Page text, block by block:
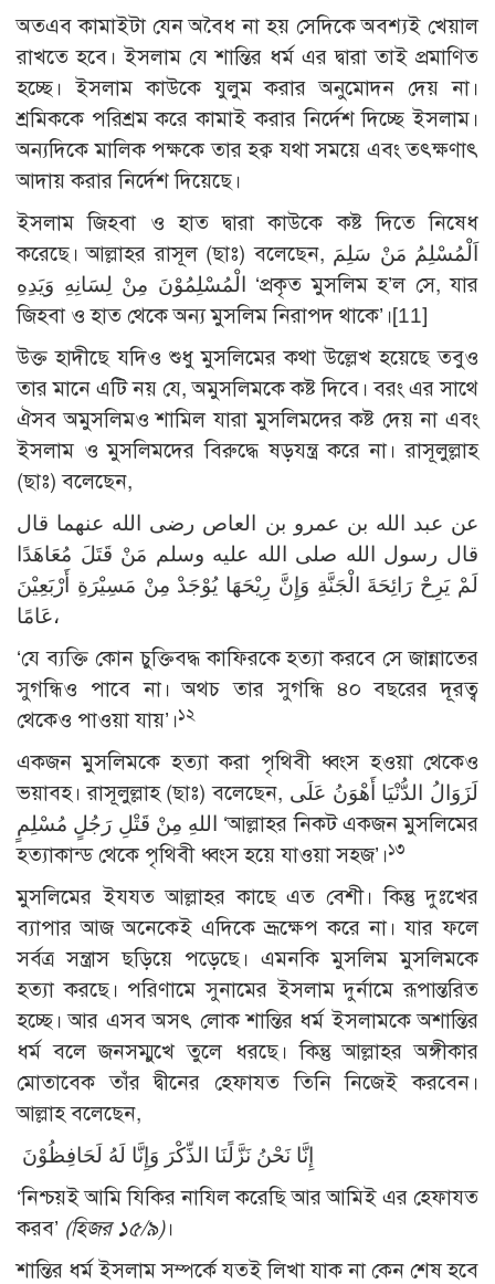
অতএব কামাইটা যেন অবৈধ না হয় সেদিকে অবশ্যই খেয়াল
রাখতে হবে। ইসলাম যে শান্তির ধর্ম এর দ্বারা তাই প্রমাণিত
হচ্ছে। ইসলাম কাউকে যুলুম করার অনুমোদন দেয় না।
শ্রমিককে পরিশ্রম করে কামাই করার নির্দেশ দিচ্ছে ইসলাম।
অন্যদিকে মালিক পক্ষকে তার হক্ব যথা সময়ে এবং তৎক্ষণাৎ
আদায় করার নির্দেশ দিয়েছে।
ইসলাম জিহবা ও হাত দ্বারা কাউকে কষ্ট দিতে নিষেধ
করেছে। আল্লাহর রাসূল (ছাঃ) বলেছেন, اَلْمُسْلِمُ مَنْ سَلِمَ
الْمُسْلِمُوْنَ مِنْ لِسَانِهِ وَيَدِهِ ‘প্রকৃত মুসলিম হ’ল সে, যার
জিহবা ও হাত থেকে অন্য মুসলিম নিরাপদ থাকে’।[11]
উক্ত হাদীছে যদিও শুধু মুসলিমের কথা উল্লেখ হয়েছে তবুও
তার মানে এটি নয় যে, অমুসলিমকে কষ্ট দিবে। বরং এর সাথে
ঐসব অমুসলিমও শামিল যারা মুসলিমদের কষ্ট দেয় না এবং
ইসলাম ও মুসলিমদের বিরুদ্ধে ষড়যন্ত্র করে না। রাসূলুল্লাহ
(ছাঃ) বলেছেন,
عن عبد الله بن عمرو بن العاص رضى الله عنهما قال
قال رسول الله صلى الله عليه وسلم مَنْ قَتَلَ مُعَاهَدًا
لَمْ يَرِحْ رَائِحَةَ الْجَنَّةِ وَإِنَّ رِيْحَهَا يُوْجَدْ مِنْ مَسِيْرَةِ أَرْبَعِيْنَ
عَامًا،
‘যে ব্যক্তি কোন চুক্তিবদ্ধ কাফিরকে হত্যা করবে সে জান্নাতের
সুগন্ধিও পাবে না। অথচ তার সুগন্ধি ৪০ বছরের দূরত্ব
থেকেও পাওয়া যায়’।১২
একজন মুসলিমকে হত্যা করা পৃথিবী ধ্বংস হওয়া থেকেও
ভয়াবহ। রাসূলুল্লাহ (ছাঃ) বলেছেন, لَزَوَالُ الدُّنْيَا أَهْوَنُ عَلَى
اللهِ مِنْ قَتْلِ رَجُلٍ مُسْلِمٍ ‘আল্লাহর নিকট একজন মুসলিমের
হত্যাকান্ড থেকে পৃথিবী ধ্বংস হয়ে যাওয়া সহজ’।১৩
মুসলিমের ইযযত আল্লাহর কাছে এত বেশী। কিন্তু দুঃখের
ব্যাপার আজ অনেকেই এদিকে ভ্রূক্ষেপ করে না। যার ফলে
সর্বত্র সন্ত্রাস ছড়িয়ে পড়েছে। এমনকি মুসলিম মুসলিমকে
হত্যা করছে। পরিণামে সুনামের ইসলাম দুর্নামে রূপান্তরিত
হচ্ছে। আর এসব অসৎ লোক শান্তির ধর্ম ইসলামকে অশান্তির
ধর্ম বলে জনসম্মুখে তুলে ধরছে। কিন্তু আল্লাহর অঙ্গীকার
মোতাবেক তাঁর দ্বীনের হেফাযত তিনি নিজেই করবেন।
আল্লাহ বলেছেন,
إِنَّا نَحْنُ نَزَّلًنَا الذِّكْرَ وَإِنَّا لَهُ لَحَافِظُوْنَ
‘নিশ্চয়ই আমি যিকির নাযিল করেছি আর আমিই এর হেফাযত
করব’ (হিজর ১৫/৯)।
শান্তির ধর্ম ইসলাম সম্পর্কে যতই লিখা যাক না কেন শেষ হবে